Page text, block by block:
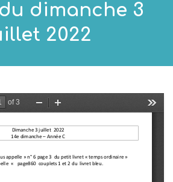
dimanche 3
2022